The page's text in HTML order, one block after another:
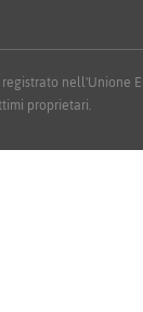
nell'Unione
proprietari.